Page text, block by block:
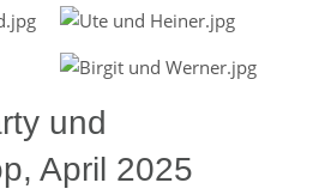
und
April 2025